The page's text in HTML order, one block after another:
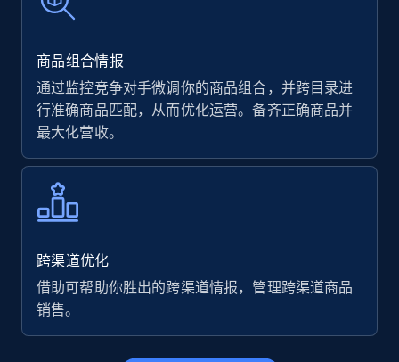
商品组合情报
通过监控竞争对手微调你的商品组合，并跨目录进
行准确商品匹配，从而优化运营。备齐正确商品并
最大化营收。
跨渠道优化
借助可帮助你胜出的跨渠道情报，管理跨渠道商品
销售。